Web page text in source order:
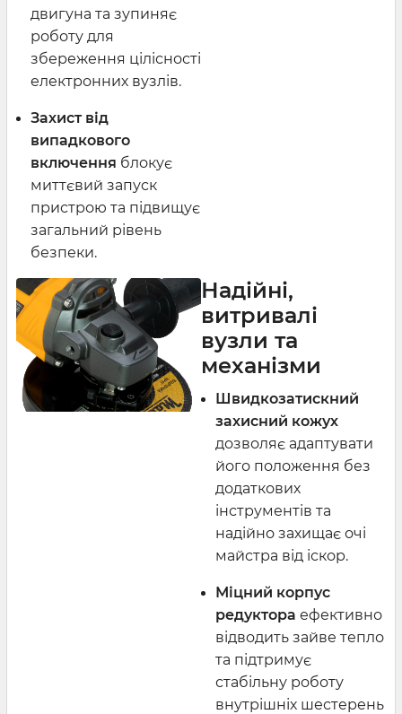
двигуна та зупиняє
роботу для
збереження цілісності
електронних вузлів.
Захист від
випадкового
включення блокує
миттєвий запуск
пристрою та підвищує
загальний рівень
безпеки.
Надійні,
витривалі
вузли та
механізми
Швидкозатискний
захисний кожух
дозволяє адаптувати
його положення без
додаткових
інструментів та
надійно захищає очі
майстра від іскор.
Міцний корпус
редуктора ефективно
відводить зайве тепло
та підтримує
стабільну роботу
внутрішніх шестерень